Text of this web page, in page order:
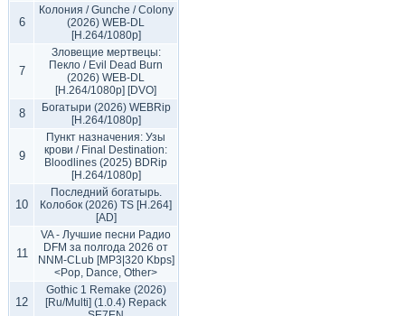
6
Колония / Gunche / Colony
(2026) WEB-DL
[H.264/1080p]
7
Зловещие мертвецы:
Пекло / Evil Dead Burn
(2026) WEB-DL
[H.264/1080p] [DVO]
8
Богатыри (2026) WEBRip
[H.264/1080p]
9
Пункт назначения: Узы
крови / Final Destination:
Bloodlines (2025) BDRip
[H.264/1080p]
10
Последний богатырь.
Колобок (2026) TS [H.264]
[AD]
11
VA - Лучшие песни Радио
DFM за полгода 2026 от
NNM-CLub [MP3|320 Kbps]
<Pop, Dance, Other>
12
Gothic 1 Remake (2026)
[Ru/Multi] (1.0.4) Repack